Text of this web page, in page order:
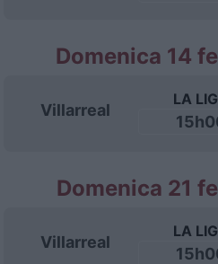
Domenica 14
Villarreal
LA
Domenica 21
Villarreal
LA